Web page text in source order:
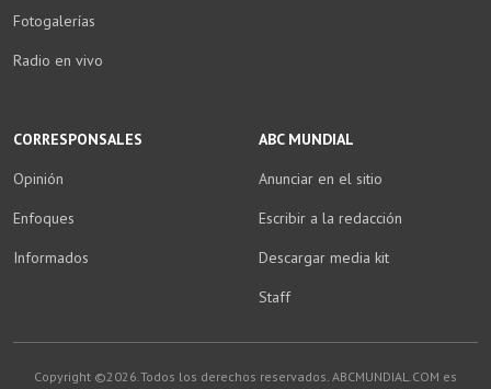
CORRESPONSALES
Opinión
Enfoques
Informados
Fotogalerías
Radio en vivo
ABC MUNDIAL
Anunciar en el sitio
Escribir a la redacción
Descargar media kit
Staff
Copyright ©2026.Todos los derechos reservados. ABCMUNDIAL.COM es